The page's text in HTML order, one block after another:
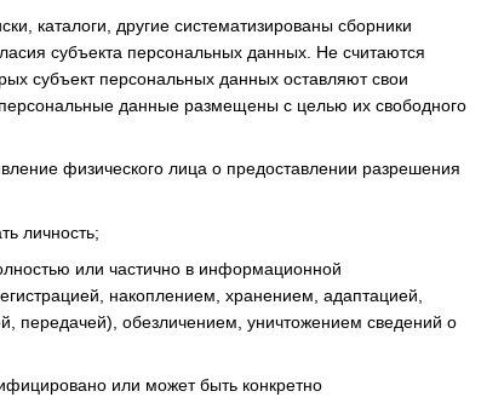
каталоги, другие систематизированы сборники
субъекта персональных данных. Не считаются
субъект персональных данных оставляют свои
данные размещены с целью их свободного
физического лица о предоставлении разрешения
личность;
или частично в информационной
накоплением, хранением, адаптацией,
передачей), обезличением, уничтожением сведений о
или может быть конкретно